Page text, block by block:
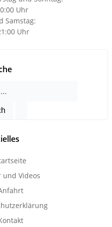
Uhr
Samstag:
Uhr
und Videos